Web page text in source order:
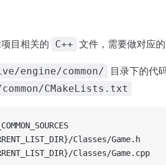
目相关的 C++ 文件，需要做对应的
engine/common/ 目录下的代
CMakeLists.txt
Classes/Game.h
Classes/Game.cpp